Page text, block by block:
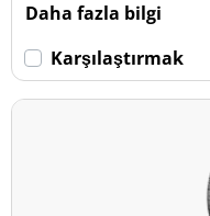
Daha fazla bilgi
Karşılaştırmak